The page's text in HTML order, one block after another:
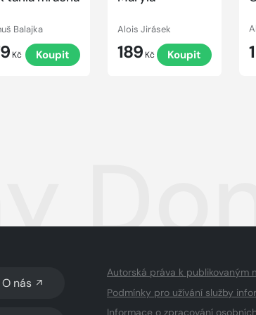
Balajka
Kč Koupit
Alois Jirásek
189 Kč Koupit
O nás
Autorská práva k publikovaným
Podmínky pro užívání služby